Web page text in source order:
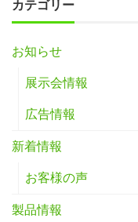
カテゴリー
お知らせ
展示会情報
広告情報
新着情報
お客様の声
製品情報